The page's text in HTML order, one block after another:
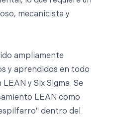
mecanicista y
ampliamente
y aprendidos en todo
y Six Sigma. Se
LEAN como
dentro del